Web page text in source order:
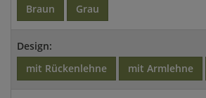
Braun
Grau
Design:
mit Rückenlehne
mit Armlehne